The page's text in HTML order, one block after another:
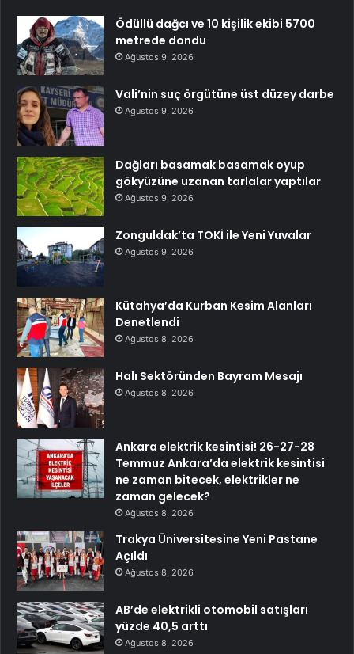
Ödüllü dağcı ve 10 kişilik ekibi 5700
metrede dondu
Ağustos 9, 2026
Vali’nin suç örgütüne üst düzey darbe
Ağustos 9, 2026
Dağları basamak basamak oyup
gökyüzüne uzanan tarlalar yaptılar
Ağustos 9, 2026
Zonguldak’ta TOKİ ile Yeni Yuvalar
Ağustos 9, 2026
Kütahya’da Kurban Kesim Alanları
Denetlendi
Ağustos 8, 2026
Halı Sektöründen Bayram Mesajı
Ağustos 8, 2026
Ankara elektrik kesintisi! 26-27-28
Temmuz Ankara’da elektrik kesintisi
ne zaman bitecek, elektrikler ne
zaman gelecek?
Ağustos 8, 2026
Trakya Üniversitesine Yeni Pastane
Açıldı
Ağustos 8, 2026
AB’de elektrikli otomobil satışları
yüzde 40,5 arttı
Ağustos 8, 2026